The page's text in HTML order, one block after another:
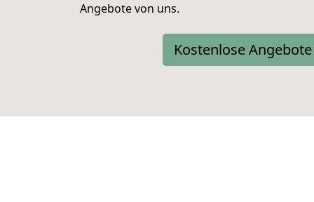
Angebote von uns.
Kostenlose